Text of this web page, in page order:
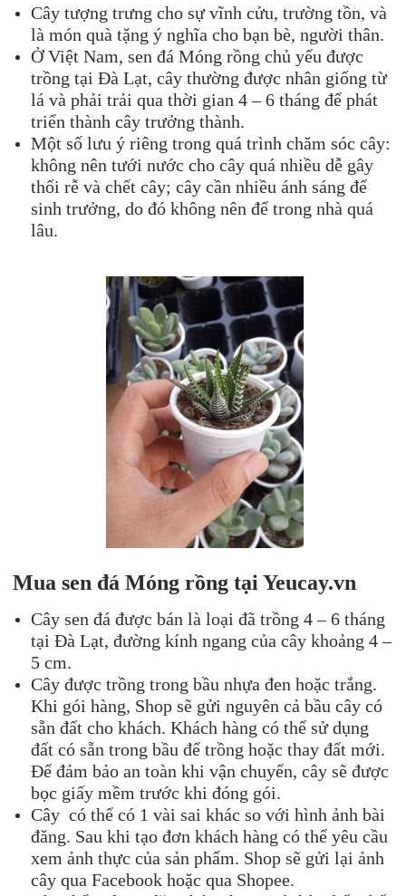
Cây tượng trưng cho sự vĩnh cửu, trường tồn, và
là món quà tặng ý nghĩa cho bạn bè, người thân.
Ở Việt Nam, sen đá Móng rồng chủ yếu được
trồng tại Đà Lạt, cây thường được nhân giống từ
lá và phải trải qua thời gian 4 – 6 tháng để phát
triển thành cây trưởng thành.
Một số lưu ý riêng trong quá trình chăm sóc cây:
không nên tưới nước cho cây quá nhiều dễ gây
thối rễ và chết cây; cây cần nhiều ánh sáng để
sinh trưởng, do đó không nên để trong nhà quá
lâu.
Mua sen đá Móng rồngtại Yeucay.vn
Cây sen đá được bán là loại đã trồng 4 – 6 tháng
tại Đà Lạt, đường kính ngang của cây khoảng 4 –
5 cm.
Cây được trồng trong bầu nhựa đen hoặc trắng.
Khi gói hàng, Shop sẽ gửi nguyên cả bầu cây có
sẵn đất cho khách. Khách hàng có thể sử dụng
đất có sẵn trong bầu để trồng hoặc thay đất mới.
Để đảm bảo an toàn khi vận chuyển, cây sẽ được
bọc giấy mềm trước khi đóng gói.
Cây có thể có 1 vài sai khác so với hình ảnh bài
đăng. Sau khi tạo đơn khách hàng có thể yêu cầu
xem ảnh thực của sản phẩm. Shop sẽ gửi lại ảnh
cây qua Facebook hoặc qua Shopee.